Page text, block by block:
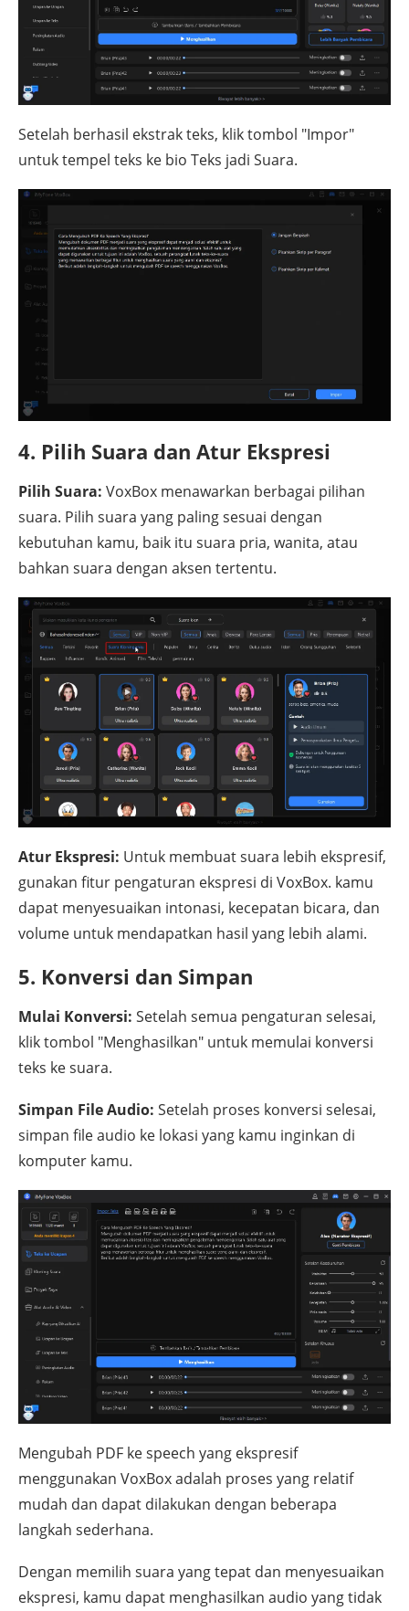
Setelah berhasil ekstrak teks, klik tombol "Impor"
untuk tempel teks ke bio Teks jadi Suara.
4. Pilih Suara dan Atur Ekspresi
Pilih Suara: VoxBox menawarkan berbagai pilihan
suara. Pilih suara yang paling sesuai dengan
kebutuhan kamu, baik itu suara pria, wanita, atau
bahkan suara dengan aksen tertentu.
Atur Ekspresi: Untuk membuat suara lebih ekspresif,
gunakan fitur pengaturan ekspresi di VoxBox. kamu
dapat menyesuaikan intonasi, kecepatan bicara, dan
volume untuk mendapatkan hasil yang lebih alami.
5. Konversi dan Simpan
Mulai Konversi: Setelah semua pengaturan selesai,
klik tombol "Menghasilkan" untuk memulai konversi
teks ke suara.
Simpan File Audio: Setelah proses konversi selesai,
simpan file audio ke lokasi yang kamu inginkan di
komputer kamu.
Mengubah PDF ke speech yang ekspresif
menggunakan VoxBox adalah proses yang relatif
mudah dan dapat dilakukan dengan beberapa
langkah sederhana.
Dengan memilih suara yang tepat dan menyesuaikan
ekspresi, kamu dapat menghasilkan audio yang tidak